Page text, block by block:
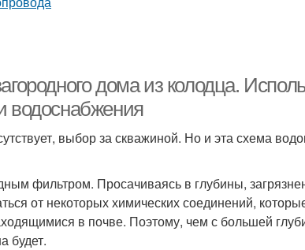
дома из колодца.
водоснабжения
выбор за скважиной. Но и эта схема
фильтром. Просачиваясь в глубины,
от некоторых химических соединений,
в почве. Поэтому, чем с большей
будет.